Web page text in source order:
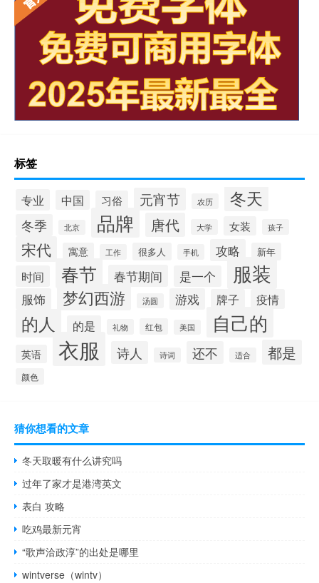
标签
专业 中国 习俗 元宵节 农历 冬天
冬季 北京 品牌 唐代 大学 女装 孩子
宋代 寓意 工作 很多人 手机 攻略 新年
时间 春节 春节期间 是一个 服装
服饰 梦幻西游 汤圆 游戏 牌子 疫情
的人 的是 礼物 红包 美国 自己的
英语 衣服 诗人 诗词 还不 适合 都是
颜色
猜你想看的文章
冬天取暖有什么讲究吗
过年了家才是港湾英文
表白 攻略
吃鸡最新元宵
“歌声洽政淳”的出处是哪里
wintverse（wintv）